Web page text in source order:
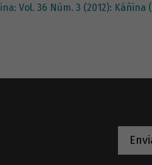
Vol. 36 Núm. 3 (2012):